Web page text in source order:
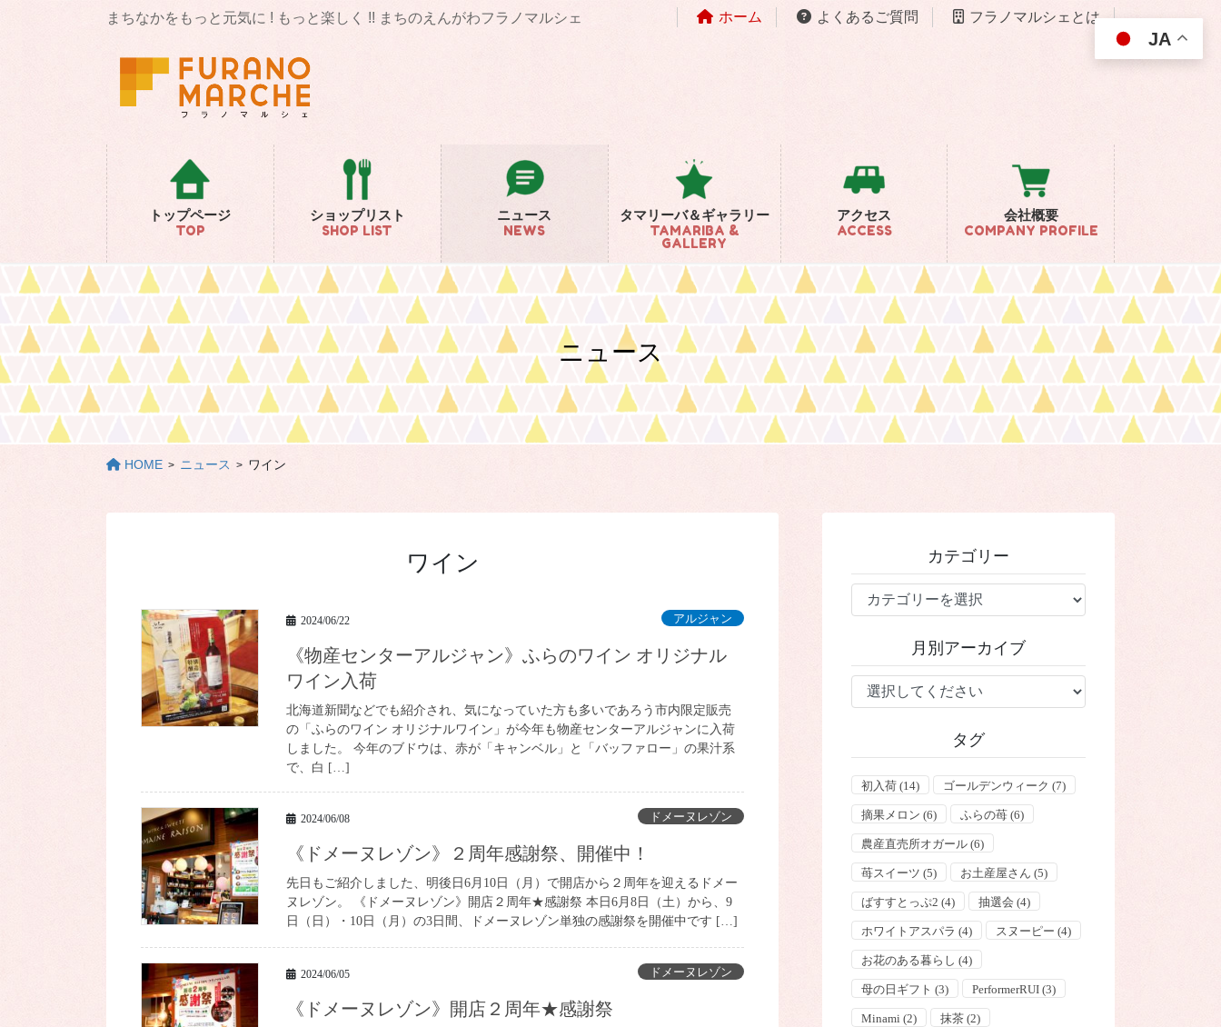
まちなかをもっと元気に ! もっと楽しく !! まちのえんがわフラノマルシェ ホーム よくあるご質問 フラノマルシェとは
トップページ
TOP
ショップリスト
SHOP LIST
ニュース
NEWS
タマリーバ＆ギャラリー
TAMARIBA &
GALLERY
アクセス
ACCESS
会社概要
COMPANY PROFILE
ニュース
HOME ニュース ワイン
ワイン
2024/06/22 アルジャン
《物産センターアルジャン》ふらのワイン オリジナル
ワイン入荷
北海道新聞などでも紹介され、気になっていた方も多いであろう市内限定販売
の「ふらのワイン オリジナルワイン」が今年も物産センターアルジャンに入荷
しました。 今年のブドウは、赤が「キャンベル」と「バッファロー」の果汁系
で、白 […]
2024/06/08 ドメーヌレゾン
《ドメーヌレゾン》２周年感謝祭、開催中！
先日もご紹介しました、明後日6月10日（月）で開店から２周年を迎えるドメー
ヌレゾン。 《ドメーヌレゾン》開店２周年★感謝祭 本日6月8日（土）から、9
日（日）・10日（月）の3日間、ドメーヌレゾン単独の感謝祭を開催中です […]
2024/06/05 ドメーヌレゾン
《ドメーヌレゾン》開店２周年★感謝祭
カテゴリー
テ
ー
月別アーカイブ
タグ
初入荷 (14) ゴールデンウィーク (7)
摘果メロン (6) ふらの苺 (6)
農産直売所オガール (6)
苺スイーツ (5) お土産屋さん (5)
ばすすとっぷ2 (4) 抽選会 (4)
ホワイトアスパラ (4) スヌーピー (4)
お花のある暮らし (4)
母の日ギフト (3) PerformerRUI (3)
Minami (2) 抹茶 (2)
JA